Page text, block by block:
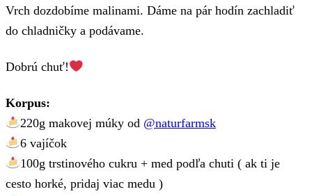
Vrch dozdobíme malinami. Dáme na pár hodín zachladiť
do chladničky a podávame.
Dobrú chuť!
Korpus:
220g makovej múky od @naturfarmsk
6 vajíčok
100g trstinového cukru + med podľa chuti ( ak ti je
cesto horké, pridaj viac medu )